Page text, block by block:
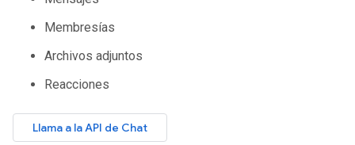
Membresías
Archivos adjuntos
Reacciones
Llama a la API de Chat